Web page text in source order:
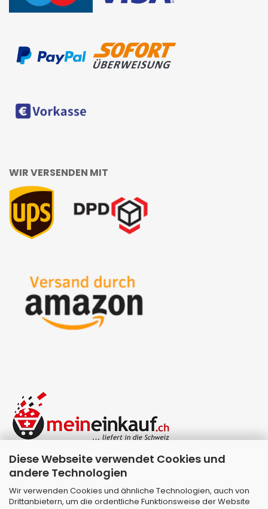
Diese Webseite verwendet Cookies und
andere Technologien
Wir verwenden Cookies und ähnliche Technologien, auch von
Drittanbietern, um die ordentliche Funktionsweise der Website
WIR VERSENDEN MIT